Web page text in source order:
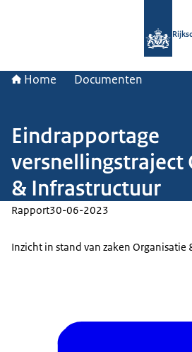
Home Documenten
Eindrapportage
versnellingstraject
& Infrastructuur
Rapport30-06-2023
Inzicht in stand van zaken Organisatie